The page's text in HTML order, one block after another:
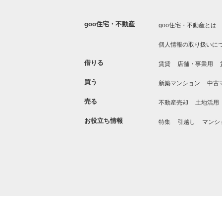
goo住宅・不動産 goo住宅・不動産とは
個人情報の取り扱いに
借りる 賃貸 店舗・事業用
買う 新築マンション 中古
売る 不動産売却 土地活用
お役立ち情報 特集 引越し マンシ